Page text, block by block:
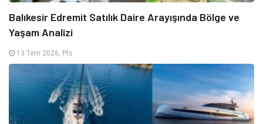
Balıkesir Edremit Satılık Daire Arayışında Bölge ve
Yaşam Analizi
13 Tem 2026, Pts